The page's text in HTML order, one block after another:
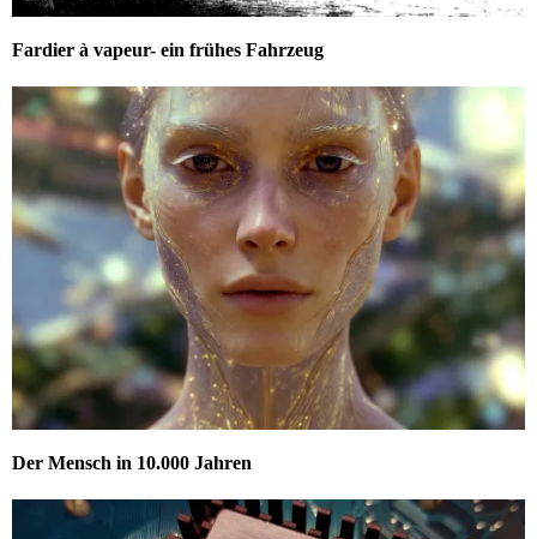
Fardier à vapeur- ein frühes Fahrzeug
Der Mensch in 10.000 Jahren